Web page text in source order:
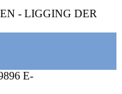
- LIGGING DER
E-